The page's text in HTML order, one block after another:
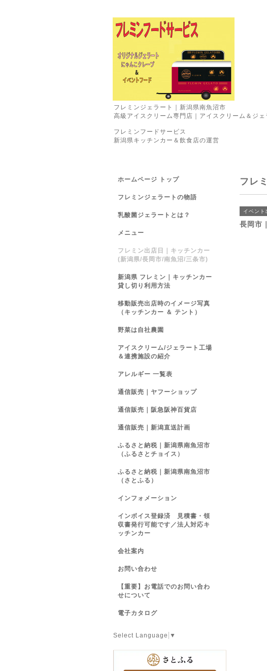
フレミンジェラート｜新潟県南魚沼市
高級アイスクリーム専門店｜アイスクリーム＆ジェ
フレミンフードサービス
新潟県キッチンカー＆飲食店の運営
フレ
イベント
長岡市
ホームページ トップ
フレミンジェラートの物語
乳酸菌ジェラートとは？
メニュー
フレミン出店日｜キッチンカー
(新潟県/長岡市/南魚沼/三条市)
新潟県 フレミン｜キッチンカー
貸し切り利用方法
移動販売出店時のイメージ写真
（キッチンカー ＆ テント）
野菜は自社農園
アイスクリーム/ジェラート工場
＆連携施設の紹介
アレルギー 一覧表
通信販売｜ヤフーショップ
通信販売｜阪急阪神百貨店
通信販売｜新潟直送計画
ふるさと納税｜新潟県南魚沼市
（ふるさとチョイス）
ふるさと納税｜新潟県南魚沼市
（さとふる）
インフォメーション
インボイス登録済 見積書・領
収書発行可能です／法人対応キ
ッチンカー
会社案内
お問い合わせ
【重要】お電話でのお問い合わ
せについて
電子カタログ
Select Language ▼